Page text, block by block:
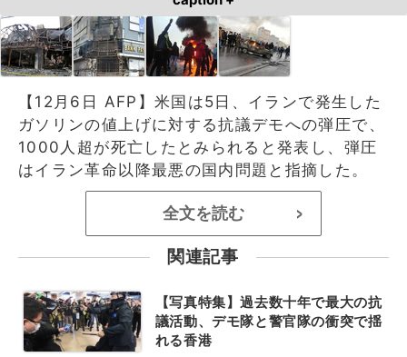
【12月6日 AFP】米国は5日、イランで発生した
ガソリンの値上げに対する抗議デモへの弾圧で、
1000人超が死亡したとみられると発表し、弾圧
はイラン革命以降最悪の国内問題と指摘した。
全文を読む >
関連記事
【写真特集】過去数十年で最大の抗
議活動、デモ隊と警官隊の衝突で揺
れる香港